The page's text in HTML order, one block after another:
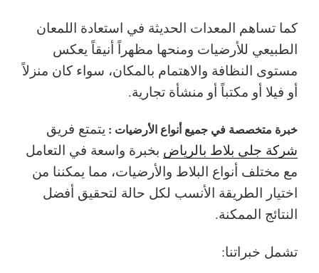
كما تساهم المعدات الحديثة في استعادة اللمعان
الطبيعي للأرضيات ومنحها مظهراً أنيقاً يعكس
مستوى النظافة والاهتمام بالمكان، سواء كان منزلاً
أو فيلا أو مكتباً أو منشأة تجارية.
خبرة متخصصة في جميع أنواع الأرضيات : يتمتع فريق
شركة جلي بلاط بالرياض بخبرة واسعة في التعامل
مع مختلف أنواع البلاط والأرضيات، مما يمكننا من
اختيار الطريقة الأنسب لكل حالة لتحقيق أفضل
النتائج الممكنة.
تشمل خبراتنا: